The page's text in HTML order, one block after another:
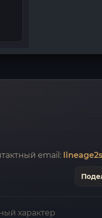
email:
характер